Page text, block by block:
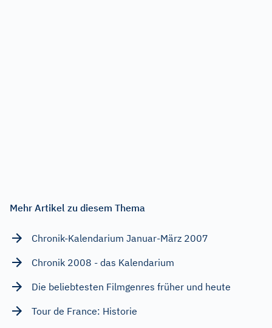
Mehr Artikel zu diesem Thema
Chronik-Kalendarium Januar-März 2007
Chronik 2008 - das Kalendarium
Die beliebtesten Filmgenres früher und heute
Tour de France: Historie